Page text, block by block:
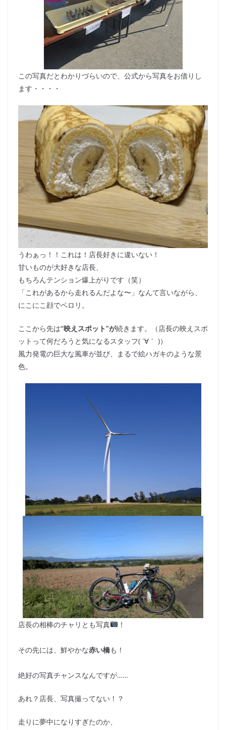
この写真だとわかりづらいので、公式から写真をお借りし
ます・・・・
うわぁっ！！これは！店長好きに違いない！
甘いものが大好きな店長、
もちろんテンション爆上がりです（笑）
「これがあるから走れるんだよな〜」なんて言いながら、
にこにこ顔でペロリ。
ここから先は“映えスポット”が続きます。（店長の映えスポ
ットって何だろうと気になるスタッフ( ´∀｀ )）
風力発電の巨大な風車が並び、まるで絵ハガキのような景
色。
店長の相棒のチャリとも写真 ！
その先には、鮮やかな赤い橋も！
絶好の写真チャンスなんですが……
あれ？店長、写真撮ってない！？
走りに夢中になりすぎたのか、